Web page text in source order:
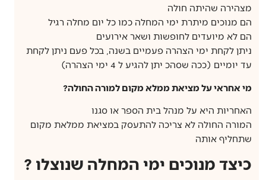
מצהירה שהיתה חולה
הם מנוכים מיתרת ימי המחלה כמו כל יום מחלה רגיל
הם לא מיועדים לחופשות ושאר אירועים
ניתן לקחת ימי הצהרה פעמיים בשנה, בכל פעם ניתן לקחת
עד יומיים (ככה שסהכ יתן להגיע ל 4 ימי הצהרה)
מי אחראי על מציאת ממלא מקום למורה החולה?​
האחריות היא על מנהל בית הספר או סגנו
המורה החולה לא צריכה להתעסק במציאת ממלאת מקום
שתחליף אותה
כיצד מנוכים ימי המחלה שנוצלו ?​